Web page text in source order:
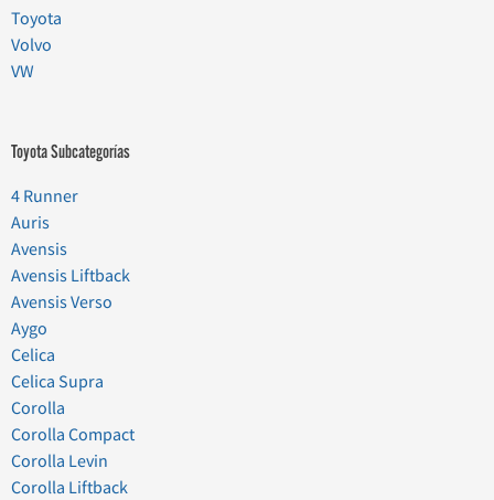
Toyota
Volvo
VW
Toyota Subcategorías
4 Runner
Auris
Avensis
Avensis Liftback
Avensis Verso
Aygo
Celica
Celica Supra
Corolla
Corolla Compact
Corolla Levin
Corolla Liftback